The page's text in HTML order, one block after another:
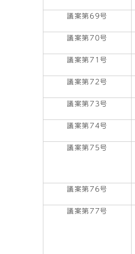
議案第69号
議案第70号
議案第71号
議案第72号
議案第73号
議案第74号
議案第75号
議案第76号
議案第77号